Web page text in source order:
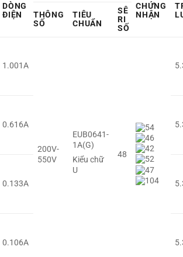
DÒNG
ĐIỆN
CHỨNG
NHẬN
THÔNG
SỐ
TIÊU
CHUẨN
SÊ
RI
SỐ
1.001A
200V-
550V
EUB0641-
1A(G)
Kiểu chữ
U
48
0.616A
0.133A
0.106A